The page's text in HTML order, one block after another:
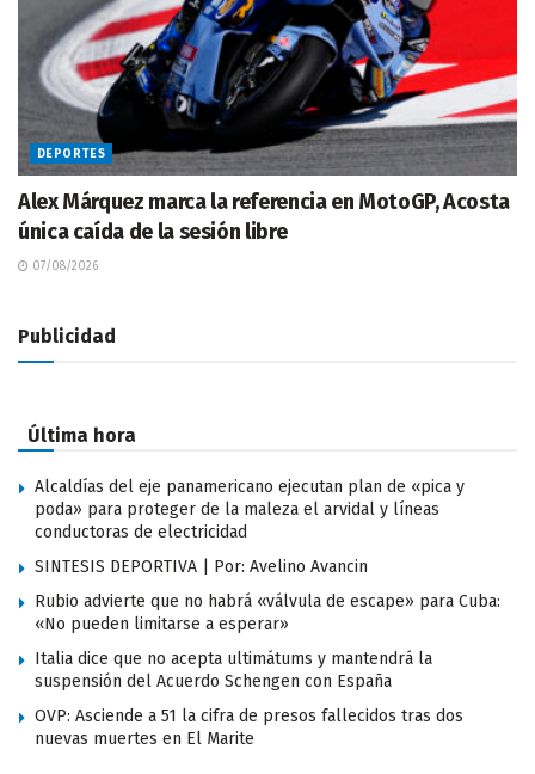
DEPORTES
Alex Márquez marca la referencia en MotoGP, Acosta
única caída de la sesión libre
07/08/2026
Publicidad
Última hora
Alcaldías del eje panamericano ejecutan plan de «pica y
poda» para proteger de la maleza el arvidal y líneas
conductoras de electricidad
SINTESIS DEPORTIVA | Por: Avelino Avancin
Rubio advierte que no habrá «válvula de escape» para Cuba:
«No pueden limitarse a esperar»
Italia dice que no acepta ultimátums y mantendrá la
suspensión del Acuerdo Schengen con España
OVP: Asciende a 51 la cifra de presos fallecidos tras dos
nuevas muertes en El Marite